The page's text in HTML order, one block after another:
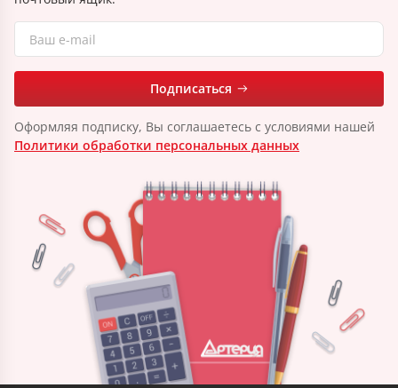
Подписаться
Оформляя подписку, Вы соглашаетесь с условиями нашей
Политики обработки персональных данных